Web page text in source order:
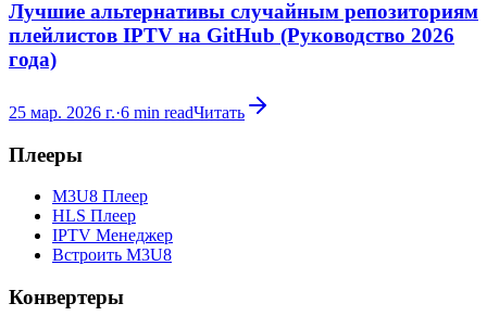
Лучшие альтернативы случайным репозиториям
плейлистов IPTV на GitHub (Руководство 2026
года)
25 мар. 2026 г.·6 min readЧитать
Плееры
M3U8 Плеер
HLS Плеер
IPTV Менеджер
Встроить M3U8
Конвертеры